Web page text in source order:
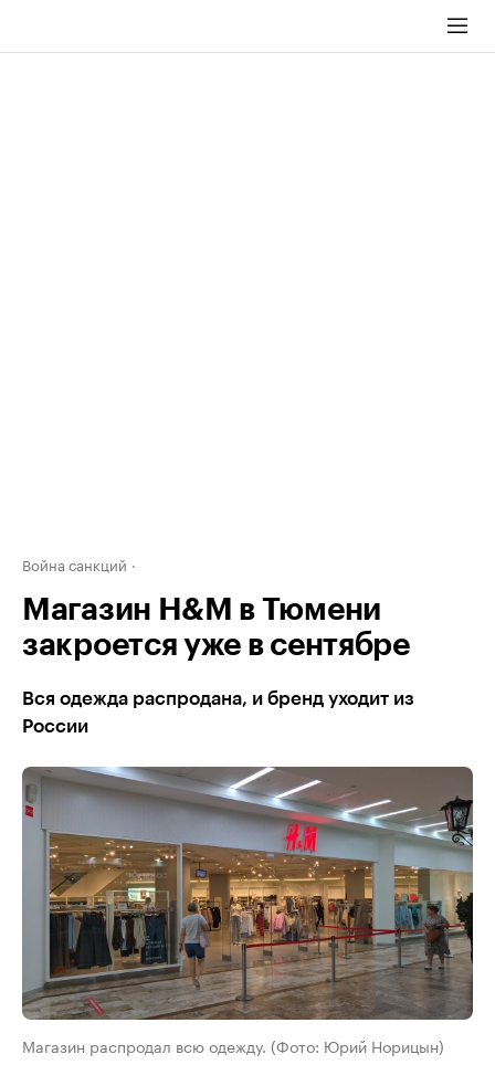
Война санкций
Магазин H&M в Тюмени
закроется уже в сентябре
Вся одежда распродана, и бренд уходит из
России
Магазин распродал всю одежду. (Фото: Юрий Норицын)